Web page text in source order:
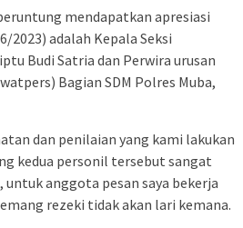
mendapatkan apresiasi
2023) adalah Kepala Seksi
Budi Satria dan Perwira urusan
Bagian SDM Polres Muba,
dan penilaian yang kami lakukan
kedua personil tersebut sangat
anggota pesan saya bekerja
rezeki tidak akan lari kemana.